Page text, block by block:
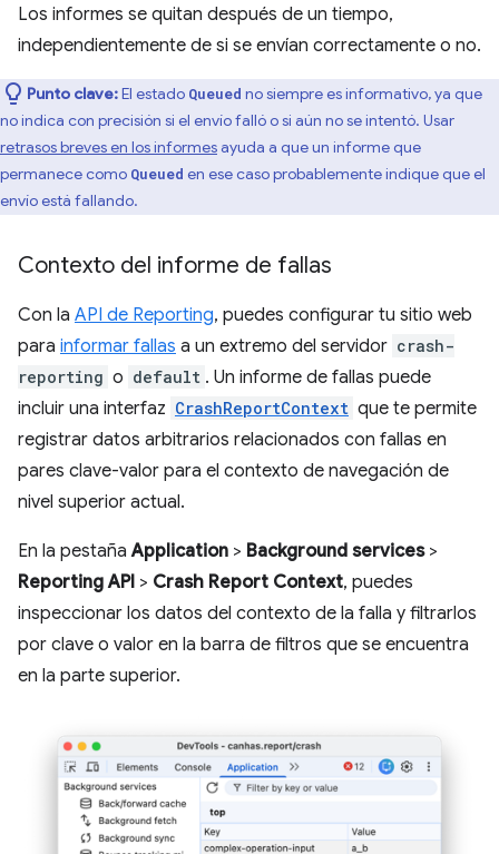
Los informes se quitan después de un tiempo,
independientemente de si se envían correctamente o no.
Punto clave:El estado Queued no siempre es informativo, ya que
no indica con precisión si el envío falló o si aún no se intentó. Usar
retrasos breves en los informesayuda a que un informe que
permanece como Queued en ese caso probablemente indique que el
envío está fallando.
Contexto del informe de fallas
Con la API de Reporting, puedes configurar tu sitio web
para informar fallas a un extremo del servidor crash-
reporting o default . Un informe de fallas puede
incluir una interfaz CrashReportContext que te permite
registrar datos arbitrarios relacionados con fallas en
pares clave-valor para el contexto de navegación de
nivel superior actual.
En la pestañaApplication > Background services>
Reporting API > Crash Report Context, puedes
inspeccionar los datos del contexto de la falla y filtrarlos
por clave o valor en la barra de filtros que se encuentra
en la parte superior.